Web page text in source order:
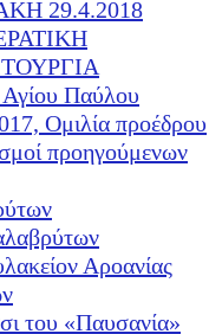
29.4.2018
Παύλου
Ομιλία προέδρου
προηγούμενων
Αροανίας
του «Παυσανία»